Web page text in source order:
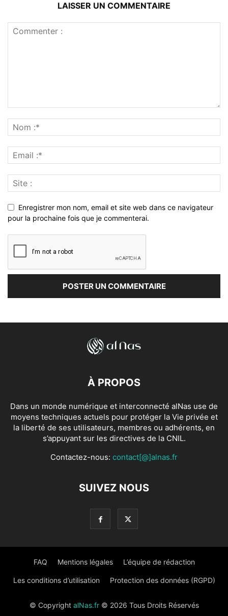
LAISSER UN COMMENTAIRE
Enregistrer mon nom, email et site web dans ce navigateur
pour la prochaine fois que je commenterai.
À PROPOS
Dans un monde numérique et interconnecté alNas use de
moyens techniques actuels pour protéger la Vie privée et
la liberté de ses utilisateurs, membres ou adhérents, en
s’appuyant sur les directives de la CNIL.
Contactez-nous: contact[@]alnas.fr
SUIVEZ NOUS
FAQ Mentions légales L’équipe de rédaction
Les conditions d’utilisation Protection des données (RGPD)
© Copyright alNas.fr© 2026 Tous Droits Réservés